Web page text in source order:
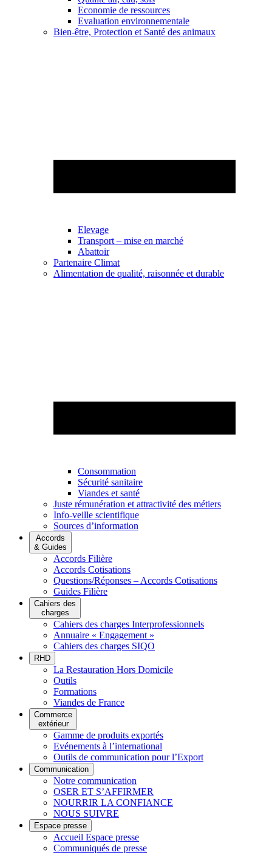
Economie de ressources
Evaluation environnementale
Bien-être, Protection et Santé des animaux
Elevage
Transport – mise en marché
Abattoir
Partenaire Climat
Alimentation de qualité, raisonnée et durable
Consommation
Sécurité sanitaire
Viandes et santé
Juste rémunération et attractivité des métiers
Info-veille scientifique
Sources d’information
Accords
& Guides
Accords Filière
Accords Cotisations
Questions/Réponses – Accords Cotisations
Guides Filière
Cahiers des
charges
Cahiers des charges Interprofessionnels
Annuaire « Engagement »
Cahiers des charges SIQO
RHD
La Restauration Hors Domicile
Outils
Formations
Viandes de France
Commerce
extérieur
Gamme de produits exportés
Evénements à l’international
Outils de communication pour l’Export
Communication
Notre communication
OSER ET S’AFFIRMER
NOURRIR LA CONFIANCE
NOUS SUIVRE
Espace presse
Accueil Espace presse
Communiqués de presse